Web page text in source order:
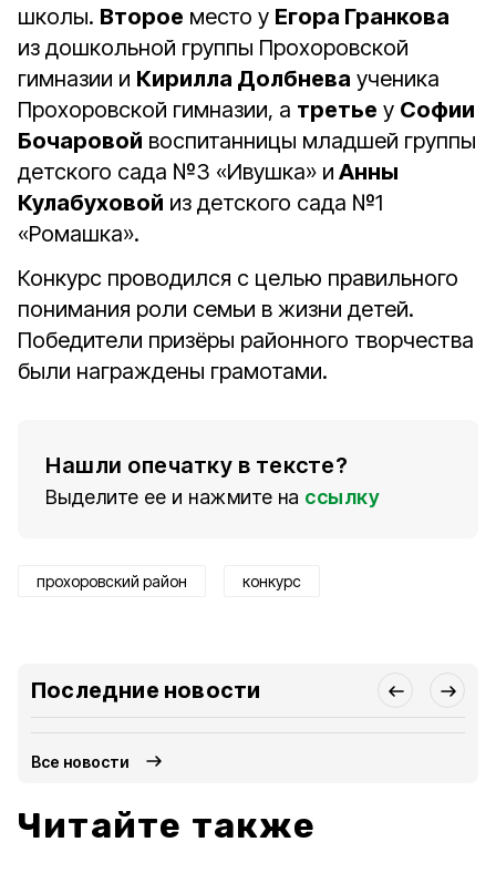
школы. Второе место у Егора Гранкова
из дошкольной группы Прохоровской
гимназии и Кирилла Долбнева ученика
Прохоровской гимназии, а третье у Софии
Бочаровой воспитанницы младшей группы
детского сада №3 «Ивушка» и Анны
Кулабуховой из детского сада №1
«Ромашка».
Конкурс проводился с целью правильного
понимания роли семьи в жизни детей.
Победители призёры районного творчества
были награждены грамотами.
Нашли опечатку в тексте?
Выделите ее и нажмите на ссылку
прохоровский район конкурс
Последние новости
Все новости
Читайте также